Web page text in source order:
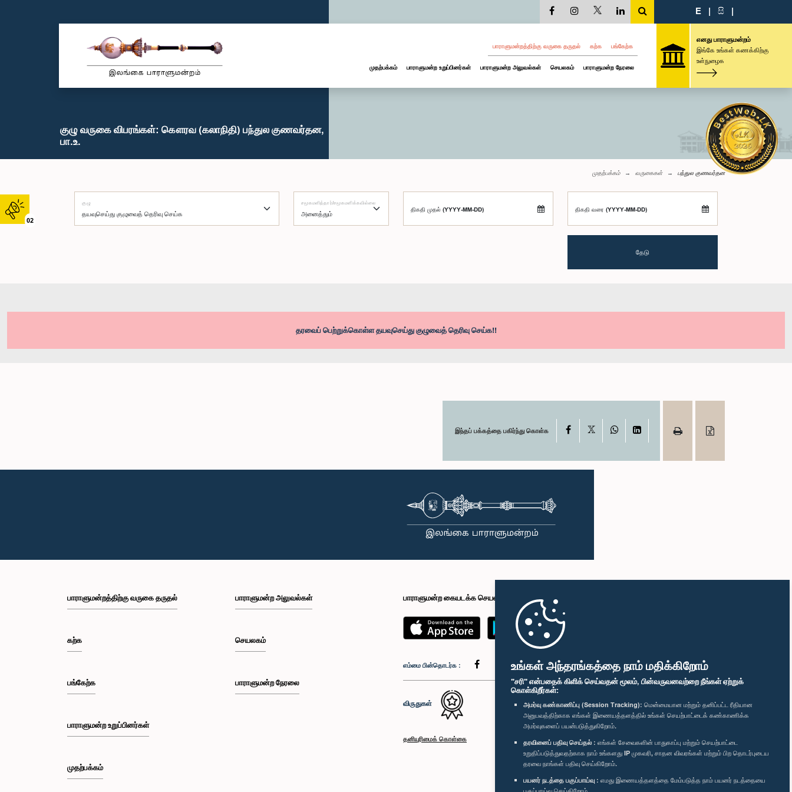
உங்கள் அந்தரங்கத்தை நாம் மதிக்கிறோம்
"சரி" என்பதைக் கிளிக் செய்வதன் மூலம், பின்வருவனவற்றை நீங்கள் ஏற்றுக்
கொள்கிறீர்கள்:
அமர்வு கண்காணிப்பு (Session Tracking): மென்மையான மற்றும் தனிப்பட்ட ரீதியான
அனுபவத்திற்காக எங்கள் இணையத்தளத்தில் உங்கள் செயற்பாட்டைக் கண்காணிக்க
அமர்வுகளைப் பயன்படுத்துகிறோம்.
தரவினைப் பதிவு செய்தல் : எங்கள் சேவைகளின் பாதுகாப்பு மற்றும் செயற்பாட்டை
உறுதிப்படுத்துவதற்காக நாம் உங்களது IP முகவரி, சாதன விவரங்கள் மற்றும் பிற தொடர்புடைய
தரவை நாங்கள் பதிவு செய்கிறோம்.
பயனர் நடத்தை பகுப்பாய்வு : எமது இணையத்தளத்தை மேம்படுத்த நாம் பயனர் நடத்தையை
02
E | සි |
பாராளுமன்றத்திற்கு வருகை தருதல் கற்க பங்கேற்க
முதற்பக்கம் பாராளுமன்ற உறுப்பினர்கள் பாராளுமன்ற அலுவல்கள் செயலகம் பாராளுமன்ற நேரலை
எனது பாராளுமன்றம்
இங்கே உங்கள் கணக்கிற்கு
உள்நுழைக
குழு வருகை விபரங்கள்: கௌரவ (கலாநிதி) பந்துல குணவர்தன,
பா.உ.
முதற்பக்கம் வருகைகள் பந்துல குணவர்தன
குழு சமூகமளித்தார்/சமூகமளிக்கவில்லை
திகதி முதல் (YYYY-MM-DD) திகதி வரை (YYYY-MM-DD)
தேடு
தரவைப் பெற்றுக்கொள்ள தயவுசெய்து குழுவைத் தெரிவு செய்க!!
இந்தப் பக்கத்தை பகிர்ந்து கொள்க Facebook WhatsAppLinkedIn
பாராளுமன்றத்திற்கு வருகை தருதல்
கற்க
பங்கேற்க
பாராளுமன்ற உறுப்பினர்கள்
முதற்பக்கம்
பாராளுமன்ற அலுவல்கள்
செயலகம்
பாராளுமன்ற நேரலை
பாராளுமன்ற கையடக்க செயலி
எம்மை பின்தொடர்க :
விருதுகள்
தனியுரிமைக் கொள்கை